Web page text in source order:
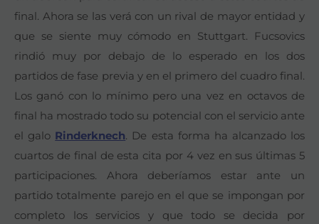
final. Ahora se las verá con un rival de mayor entidad y
que se siente muy cómodo en Stuttgart. Fucsovics
rindió muy por debajo de lo esperado en los dos
partidos de fase previa y en el primero del cuadro final.
Los ganó con lo mínimo pero una vez en octavos de
final ha mostrado todo su potencial con el servicio ante
el galo Rinderknech. De esta forma ha alcanzado los
cuartos de final de esta cita por 4 vez en sus últimas 5
participaciones. Ahora deberíamos estar ante un
partido totalmente parejo en el que se impongan por
completo los servicios y que todo se decida por